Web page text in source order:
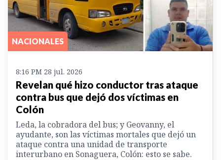
NACIONALES
8:16 PM 28 jul. 2026
Revelan qué hizo conductor tras ataque
contra bus que dejó dos víctimas en
Colón
Leda, la cobradora del bus; y Geovanny, el
ayudante, son las víctimas mortales que dejó un
ataque contra una unidad de transporte
interurbano en Sonaguera, Colón: esto se sabe.